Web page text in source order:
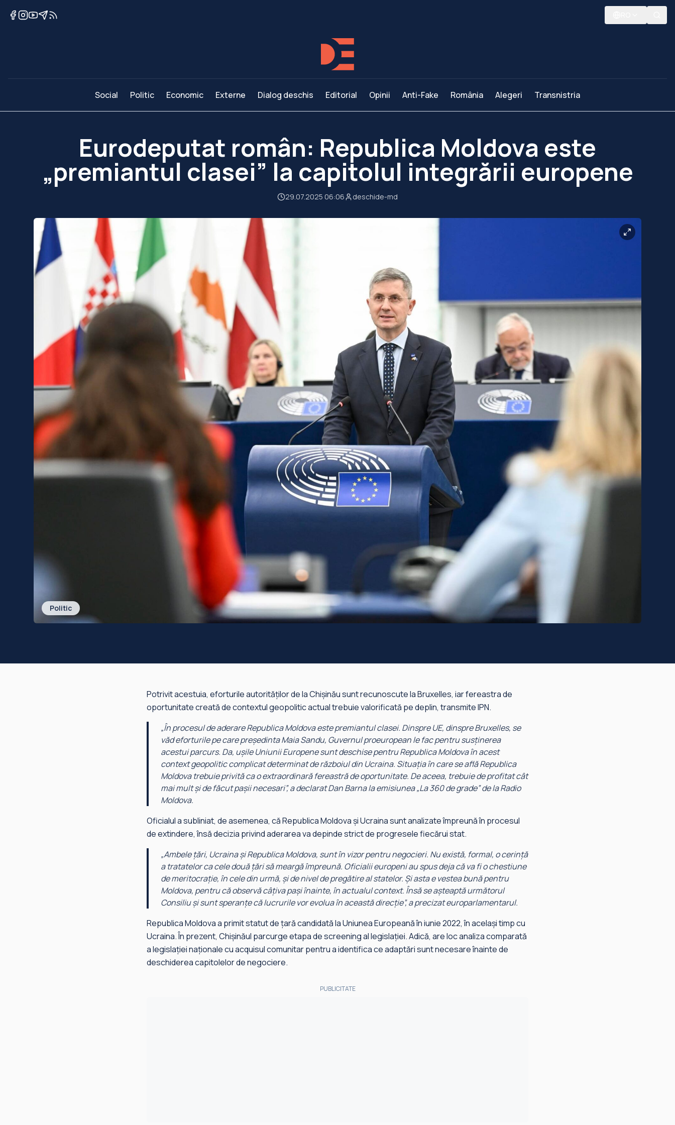
Social Politic Economic Externe Dialog deschis Editorial Opinii Anti-Fake România Alegeri Transnistria
Eurodeputat român: Republica Moldova este
„premiantul clasei” la capitolul integrării europene
29.07.2025 06:06 deschide-md
Politic
Potrivit acestuia, eforturile autorităților de la Chișinău sunt recunoscute la Bruxelles, iar fereastra de
oportunitate creată de contextul geopolitic actual trebuie valorificată pe deplin, transmite IPN.
„În procesul de aderare Republica Moldova este premiantul clasei. Dinspre UE, dinspre Bruxelles, se
văd eforturile pe care președinta Maia Sandu, Guvernul proeuropean le fac pentru susținerea
acestui parcurs. Da, ușile Uniunii Europene sunt deschise pentru Republica Moldova în acest
context geopolitic complicat determinat de războiul din Ucraina. Situația în care se află Republica
Moldova trebuie privită ca o extraordinară fereastră de oportunitate. De aceea, trebuie de profitat cât
mai mult și de făcut pașii necesari”, a declarat Dan Barna la emisiunea „La 360 de grade” de la Radio
Moldova.
Oficialul a subliniat, de asemenea, că Republica Moldova și Ucraina sunt analizate împreună în procesul
de extindere, însă decizia privind aderarea va depinde strict de progresele fiecărui stat.
„Ambele țări, Ucraina și Republica Moldova, sunt în vizor pentru negocieri. Nu există, formal, o cerință
a tratatelor ca cele două țări să meargă împreună. Oficialii europeni au spus deja că va fi o chestiune
de meritocrație, în cele din urmă, și de nivel de pregătire al statelor. Și asta e vestea bună pentru
Moldova, pentru că observă câțiva pași înainte, în actualul context. Însă se așteaptă următorul
Consiliu și sunt speranțe că lucrurile vor evolua în această direcție”, a precizat europarlamentarul.
Republica Moldova a primit statut de țară candidată la Uniunea Europeană în iunie 2022, în același timp cu
Ucraina. În prezent, Chișinăul parcurge etapa de screening al legislației. Adică, are loc analiza comparată
a legislației naționale cu acquisul comunitar pentru a identifica ce adaptări sunt necesare înainte de
deschiderea capitolelor de negociere.
PUBLICITATE